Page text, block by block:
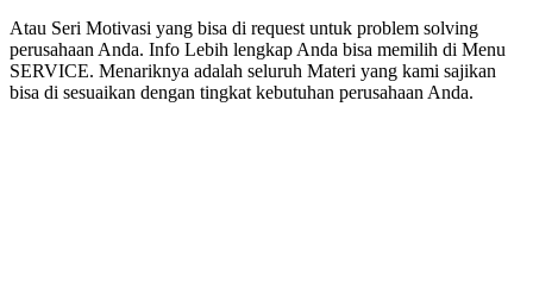
Atau Seri Motivasi yang bisa di request untuk problem solving
perusahaan Anda. Info Lebih lengkap Anda bisa memilih di Menu
SERVICE. Menariknya adalah seluruh Materi yang kami sajikan
bisa di sesuaikan dengan tingkat kebutuhan perusahaan Anda.